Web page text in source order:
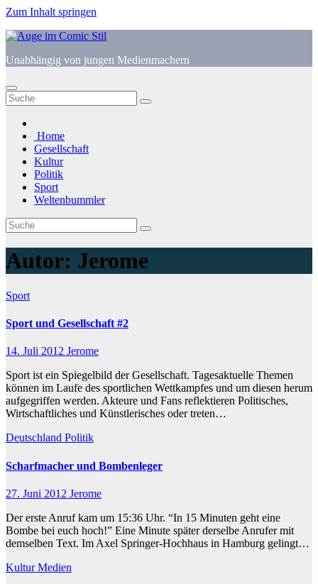
Zum Inhalt springen
Unabhängig von jungen Medienmachern
Home
Gesellschaft
Kultur
Politik
Sport
Weltenbummler
Autor: Jerome
Sport
Sport und Gesellschaft #2
14. Juli 2012 Jerome
Sport ist ein Spiegelbild der Gesellschaft. Tagesaktuelle Themen
können im Laufe des sportlichen Wettkampfes und um diesen herum
aufgegriffen werden. Akteure und Fans reflektieren Politisches,
Wirtschaftliches und Künstlerisches oder treten…
Deutschland Politik
Scharfmacher und Bombenleger
27. Juni 2012 Jerome
Der erste Anruf kam um 15:36 Uhr. “In 15 Minuten geht eine
Bombe bei euch hoch!” Eine Minute später derselbe Anrufer mit
demselben Text. Im Axel Springer-Hochhaus in Hamburg gelingt…
KulturMedien